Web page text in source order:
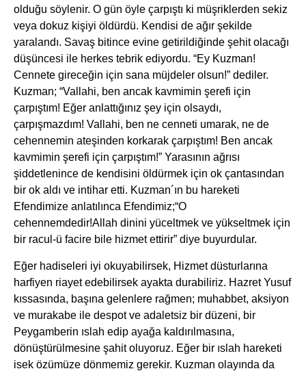
olduğu söylenir. O gün öyle çarpıştı ki müşriklerden sekiz
veya dokuz kişiyi öldürdü. Kendisi de ağır şekilde
yaralandı. Savaş bitince evine getirildiğinde şehit olacağı
düşüncesi ile herkes tebrik ediyordu. “Ey Kuzman!
Cennete gireceğin için sana müjdeler olsun!” dediler.
Kuzman; “Vallahi, ben ancak kavmimin şerefi için
çarpıştım! Eğer anlattığınız şey için olsaydı,
çarpışmazdım! Vallahi, ben ne cenneti umarak, ne de
cehennemin ateşinden korkarak çarpıştım! Ben ancak
kavmimin şerefi için çarpıştım!” Yarasının ağrısı
şiddetlenince de kendisini öldürmek için ok çantasından
bir ok aldı ve intihar etti. Kuzman´ın bu hareketi
Efendimize anlatılınca Efendimiz;“O
cehennemdedir!Allah dinini yüceltmek ve yükseltmek için
bir racul-ü facire bile hizmet ettirir” diye buyurdular.
Eğer hadiseleri iyi okuyabilirsek, Hizmet düsturlarına
harfiyen riayet edebilirsek ayakta durabiliriz. Hazret Yusuf
kıssasında, başına gelenlere rağmen; muhabbet, aksiyon
ve murakabe ile despot ve adaletsiz bir düzeni, bir
Peygamberin ıslah edip ayağa kaldırılmasına,
dönüştürülmesine şahit oluyoruz. Eğer bir ıslah hareketi
isek özümüze dönmemiz gerekir. Kuzman olayında da